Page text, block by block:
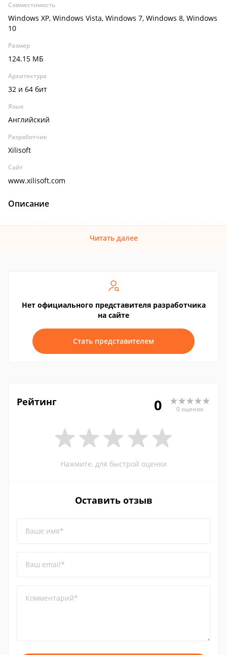
Совместимость
Windows XP, Windows Vista, Windows 7, Windows 8, Windows
10
Размер
124.15 МБ
Архитектура
32 и 64 бит
Язык
Английский
Разработчик
Xilisoft
Сайт
www.xilisoft.com
Описание
Читать далее
Нет официального представителя разработчика
на сайте
Стать представителем
Рейтинг 0 0 оценок
Нажмите, для быстрой оценки
Оставить отзыв
Ваше имя*
Ваш email*
Комментарий*